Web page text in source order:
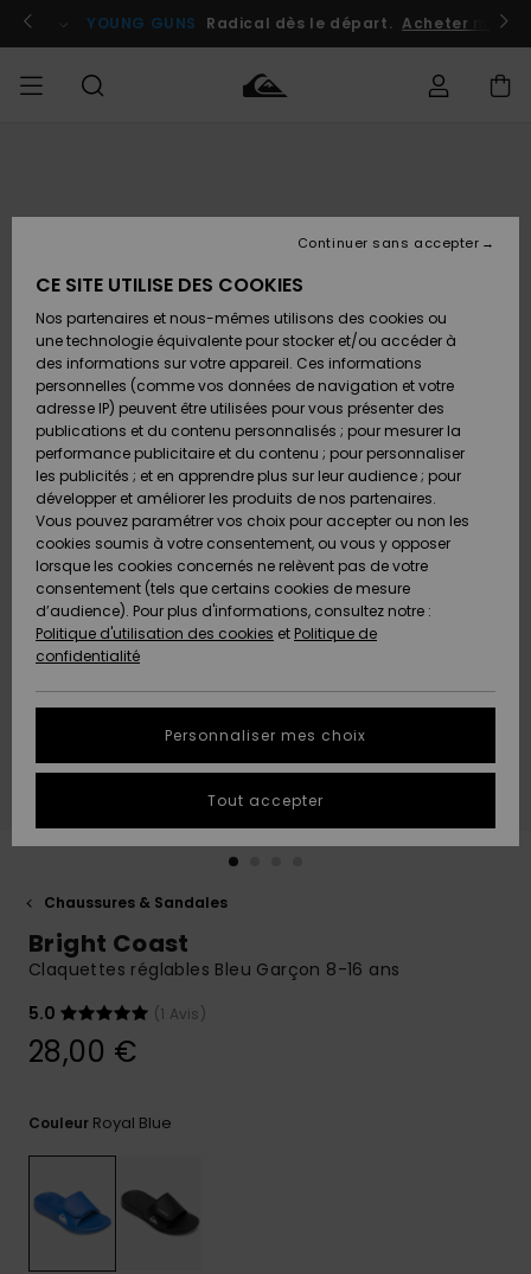
l'information
le
Se connecter / s'inscrire
YOUNG GUNS Radical dès le départ. Acheter
Chaussures
& Tongs
Surf
Snow
Nouveautés
A
Découvrir
Chaussures
& Tongs
Surf
Snow
Nouveautés
A
Découvrir
FEMME
A
Découvrir
Snow
SURF
Surf
Shop
Enfant
Highlights
Communauté
SNOW
Snow
Shop
Enfant
Snow
Shop
Femme
A
Découvrir
Communauté
OUTLET
Enfant
Outlet
Femme
AIDE &
CONTACT
Retours
Paiement
Carte
Cadeau
Quiksilver
Freedom
Protection
des
tailles
conversation
obtenir la
plus rapide
à votre
Démarrer
les plus
fréquentes
et notre
MAGASINS
QUIKSILVER
Chaussures & Sandales
Bright Coast
Claquettes réglables Bleu Garçon 8-16 ans
5.0
(1 Avis)
28,00 €
Couleur Royal Blue
CE SITE UTILISE DES COOKIES
Nos partenaires et nous-mêmes utilisons des cookies ou
une technologie équivalente pour stocker et/ou accéder à
des informations sur votre appareil. Ces informations
personnelles (comme vos données de navigation et votre
adresse IP) peuvent être utilisées pour vous présenter des
publications et du contenu personnalisés ; pour mesurer la
performance publicitaire et du contenu ; pour personnaliser
les publicités ; et en apprendre plus sur leur audience ; pour
développer et améliorer les produits de nos partenaires.
Vous pouvez paramétrer vos choix pour accepter ou non les
cookies soumis à votre consentement, ou vous y opposer
lorsque les cookies concernés ne relèvent pas de votre
consentement (tels que certains cookies de mesure
d’audience). Pour plus d'informations, consultez notre :
Politique d'utilisation des cookies et Politique de
confidentialité
Personnaliser mes choix
Continuer sans accepter
Tout accepter